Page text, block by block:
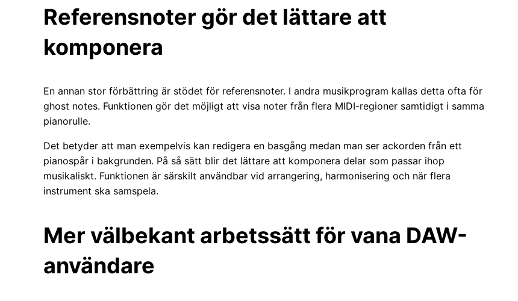
Referensnoter gör det lättare att
komponera
En annan stor förbättring är stödet för referensnoter. I andra musikprogram kallas detta ofta för
ghost notes. Funktionen gör det möjligt att visa noter från flera MIDI-regioner samtidigt i samma
pianorulle.
Det betyder att man exempelvis kan redigera en basgång medan man ser ackorden från ett
pianospår i bakgrunden. På så sätt blir det lättare att komponera delar som passar ihop
musikaliskt. Funktionen är särskilt användbar vid arrangering, harmonisering och när flera
instrument ska samspela.
Mer välbekant arbetssätt för vana DAW-
användare